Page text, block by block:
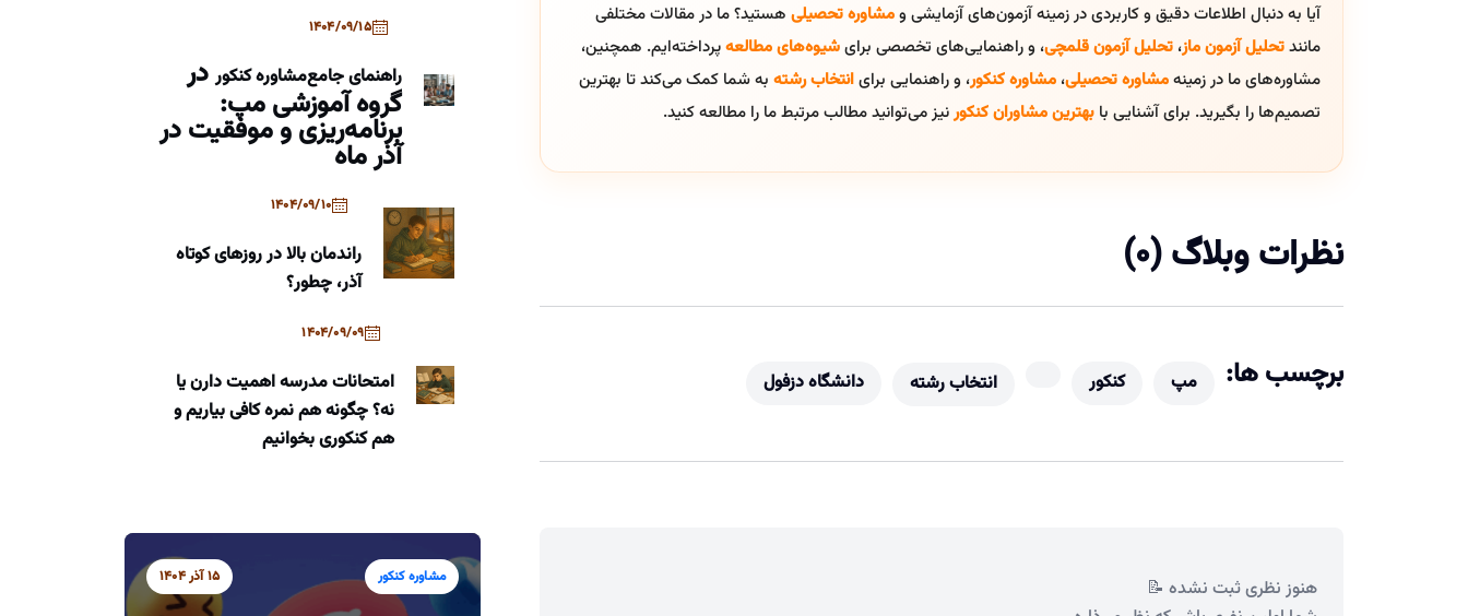
آیا به دنبال اطلاعات دقیق و کاربردی در زمینه آزمون‌های آزمایشی ومشاوره تحصیلی هستید؟ ما در مقالات مختلفی
مانندتحلیل آزمون ماز، تحلیل آزمون قلمچی، و راهنمایی‌های تخصصی برایشیوه‌های مطالعهپرداخته‌ایم. همچنین،
مشاوره‌های ما در زمینهمشاوره تحصیلی، مشاوره کنکور، و راهنمایی برایانتخاب رشته به شما کمک می‌کند تا بهترین
تصمیم‌ها را بگیرید. برای آشنایی با بهترین مشاوران کنکورنیز می‌توانید مطالب مرتبط ما را مطالعه کنید.
نظرات وبلاگ (0)
برچسب ها: مپ کنکور انتخاب رشته دانشگاه دزفول
هنوز نظری ثبت نشده 📝
1404/09/15
راهنمای جامعمشاوره کنکوردر
گروه آموزشی مپ:
برنامه‌ریزی و موفقیت در
آذر ماه
1404/09/10
راندمان بالا در روزهای کوتاه
آذر، چطور؟
1404/09/09
امتحانات مدرسه اهمیت دارن یا
نه؟ چگونه هم نمره کافی بیاریم و
هم کنکوری بخوانیم
مشاوره کنکور 15 آذر 1404